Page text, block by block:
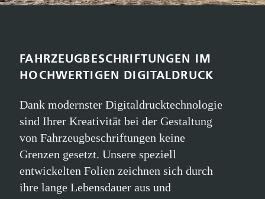
sind Ihrer Kreativität bei der Gestaltung
entwickelten Folien zeichnen sich durch
ihre lange Lebensdauer aus und
Schriftzügen, Logos, Bildern und mehr.
Dabei legen wir besonderen Wert darauf,
dass die Sicht nach außen nicht
beeinträchtigt wird. Zudem bieten wir
eine Vielzahl von Folienoptionen,